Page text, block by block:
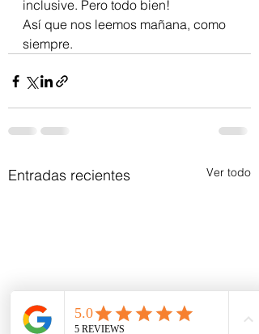
inclusive. Pero todo bien!
Así que nos leemos mañana, como
siempre.
Entradas recientes Ver todo